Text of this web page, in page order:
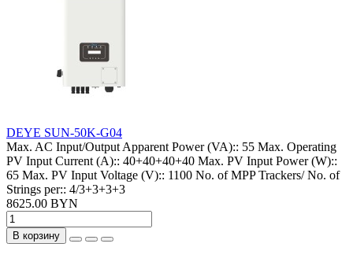
DEYE SUN-50K-G04
Max. AC Input/Output Apparent Power (VA):: 55 Max. Operating
PV Input Current (A):: 40+40+40+40 Max. PV Input Power (W)::
65 Max. PV Input Voltage (V):: 1100 No. of MPP Trackers/ No. of
Strings per:: 4/3+3+3+3
8625.00 BYN
В корзину